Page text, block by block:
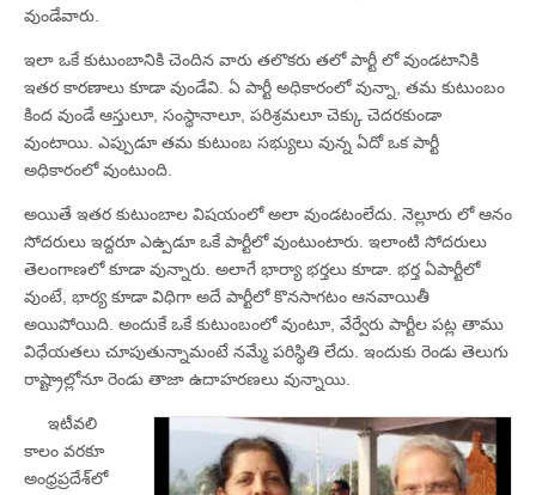
వుండేవారు.
ఇలా ఒకే కుటుంబానికి చెందిన వారు తలొకరు తలో పార్టీ లో వుండటానికి
ఇతర కారణాలు కూడా వుండేవి. ఏ పార్టీ అధికారంలో వున్నా, తమ కుటుంబం
కింద వుండే ఆస్తులూ, సంస్థానాలూ, పరిశ్రమలూ చెక్కు చెదరకుండా
వుంటాయి. ఎప్పుడూ తమ కుటుంబ సభ్యులు వున్న ఏదో ఒక పార్టీ
అధికారంలో వుంటుంది.
అయితే ఇతర కుటుంబాల విషయంలో అలా వుండటంలేదు. నెల్లూరు లో ఆనం
సోదరులు ఇద్దరూ ఎఉ్పడూ ఒకే పార్టీలో వుంటుంటారు. ఇలాంటి సోదరులు
తెలంగాణలో కూడా వున్నారు. అలాగే భార్యా భర్తలు కూడా. భర్త ఏపార్టీలో
వుంటే, భార్య కూడా విధిగా అదే పార్టీలో కొనసాగటం ఆనవాయితీ
అయిపోయిది. అందుకే ఒకే కుటుంబంలో వుంటూ, వేర్వేరు పార్టీల పట్ల తాము
విధేయతలు చూపుతున్నామంటే నమ్మే పరిస్థితి లేదు. ఇందుకు రెండు తెలుగు
రాష్ట్రాల్లోనూ రెండు తాజా ఉదాహరణలు వున్నాయి.
ఇటీవలి
కాలం వరకూ
అంధ్రప్రదేశ్‌లో